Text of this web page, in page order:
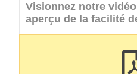
Visionnez notre
aperçu de la facilité